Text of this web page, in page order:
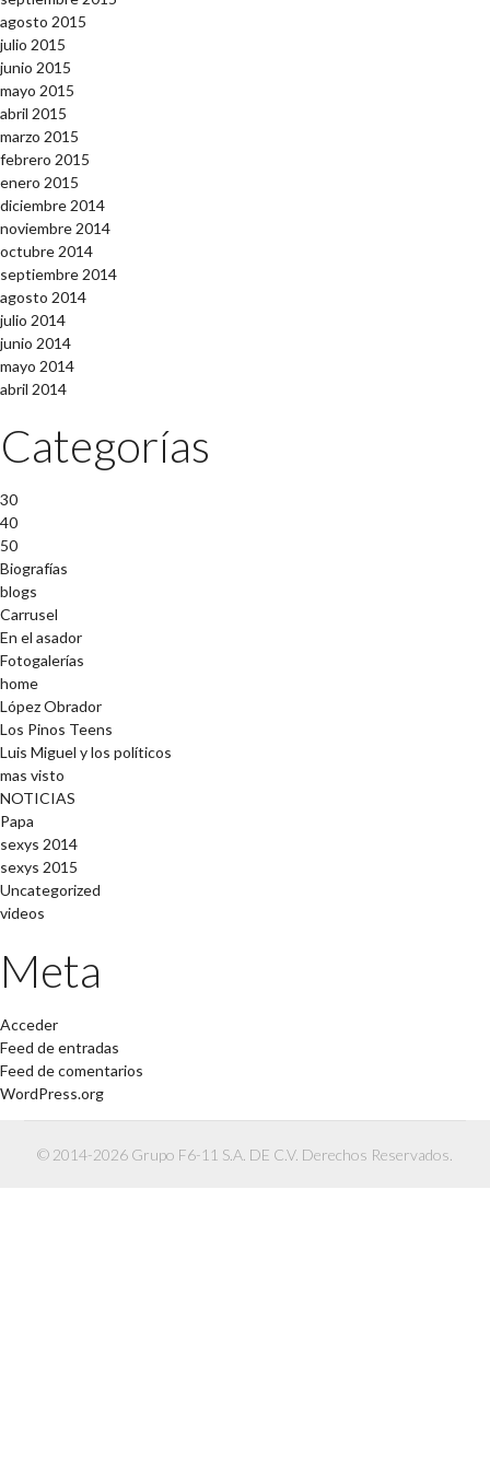
agosto 2015
julio 2015
junio 2015
mayo 2015
abril 2015
marzo 2015
febrero 2015
enero 2015
diciembre 2014
noviembre 2014
octubre 2014
septiembre 2014
agosto 2014
julio 2014
junio 2014
mayo 2014
abril 2014
Categorías
30
40
50
Biografías
blogs
Carrusel
En el asador
Fotogalerías
home
López Obrador
Los Pinos Teens
Luis Miguel y los políticos
mas visto
NOTICIAS
Papa
sexys 2014
sexys 2015
Uncategorized
videos
Meta
Acceder
Feed de entradas
Feed de comentarios
WordPress.org
© 2014-2026 Grupo F6-11 S.A. DE C.V. Derechos Reservados.